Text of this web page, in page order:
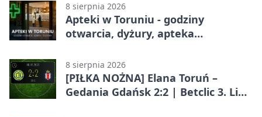
8 sierpnia 2026
Apteki w Toruniu - godziny
otwarcia, dyżury, apteka
8 sierpnia 2026
[PIŁKA NOŻNA] Elana Toruń –
Gedania Gdańsk 2:2 | Betclic 3. Liga